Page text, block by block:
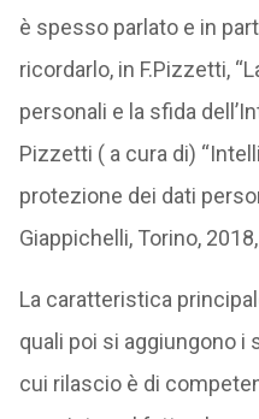
è spesso parlato e in
ricordarlo, in F.Pizzetti,
personali e la sfida
Pizzetti ( a cura di)
protezione dei dati
Giappichelli, Torino,
La caratteristica
quali poi si aggiungono i
cui rilascio è di